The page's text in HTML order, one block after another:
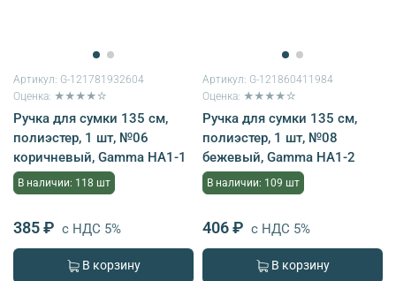
Артикул: G-121781932604
Оценка: ★★★★☆
Ручка для сумки 135 см,
полиэстер, 1 шт, №06
коричневый, Gamma HA1-1
В наличии: 118 шт
385 ₽ с НДС 5%
В корзину
Артикул: G-121860411984
Оценка: ★★★★☆
Ручка для сумки 135 см,
полиэстер, 1 шт, №08
бежевый, Gamma HA1-2
В наличии: 109 шт
406 ₽ с НДС 5%
В корзину